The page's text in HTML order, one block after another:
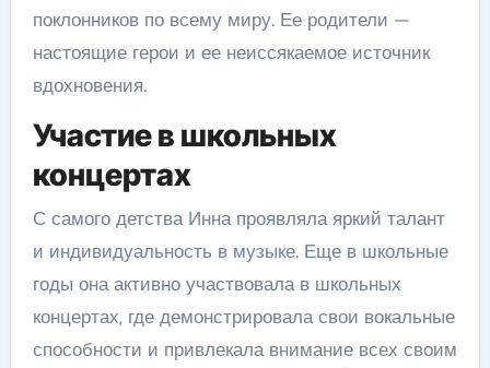
поклонников по всему миру. Ее родители —
настоящие герои и ее неиссякаемое источник
вдохновения.
Участие в школьных
концертах
С самого детства Инна проявляла яркий талант
и индивидуальность в музыке. Еще в школьные
годы она активно участвовала в школьных
концертах, где демонстрировала свои вокальные
способности и привлекала внимание всех своим